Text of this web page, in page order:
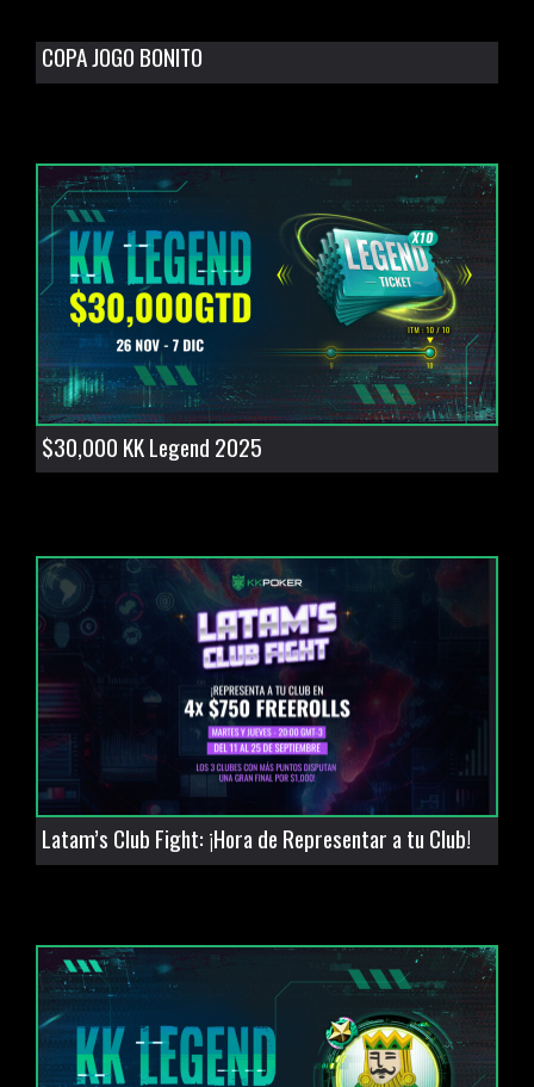
COPA JOGO BONITO
$30,000 KK Legend 2025
Latam’s Club Fight: ¡Hora de Representar a tu Club!